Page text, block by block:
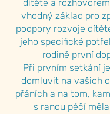
dítěte a
vhodný základ pro
podpory rozvoje
jeho specifické
rodině první
Při prvním setkání
domluvit na vašich
přáních a na tom,
s ranou péčí